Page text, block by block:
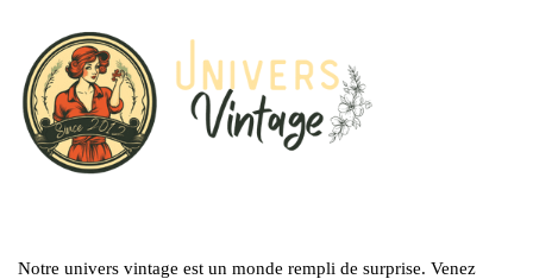
Notre univers vintage est un monde rempli de surprise. Venez